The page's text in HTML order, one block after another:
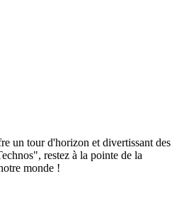
un tour d'horizon et divertissant des
restez à la pointe de la
monde !